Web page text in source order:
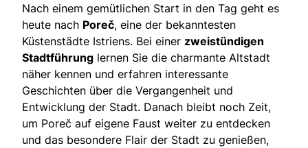
Nach einem gemütlichen Start in den Tag geht es
heute nach Poreč, eine der bekanntesten
Küstenstädte Istriens. Bei einer zweistündigen
Stadtführung lernen Sie die charmante Altstadt
näher kennen und erfahren interessante
Geschichten über die Vergangenheit und
Entwicklung der Stadt. Danach bleibt noch Zeit,
um Poreč auf eigene Faust weiter zu entdecken
und das besondere Flair der Stadt zu genießen,